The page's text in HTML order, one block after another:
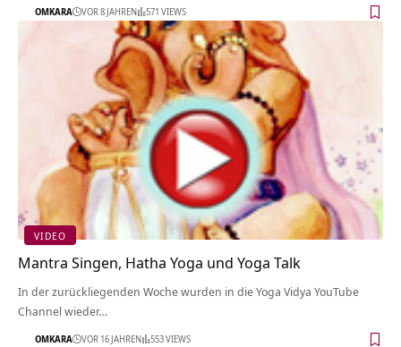
OMKARA VOR 8 JAHREN 571 VIEWS
VIDEO
Mantra Singen, Hatha Yoga und Yoga Talk
In der zurückliegenden Woche wurden in die Yoga Vidya YouTube
Channel wieder…
OMKARA VOR 16 JAHREN 553 VIEWS